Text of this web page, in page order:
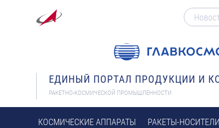
ЕДИНЫЙ ПОРТАЛ ПРОДУКЦИИ И
РАКЕТНО-КОСМИЧЕСКОЙ ПРОМЫШЛЕННОСТИ
КОСМИЧЕСКИЕ АППАРАТЫ
РАКЕТЫ-